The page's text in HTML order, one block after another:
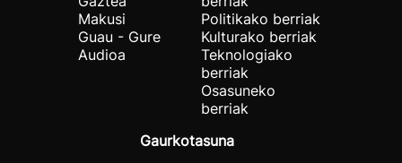
Makusi
Guau - Gure
Audioa
Politikako berriak
Kulturako berriak
Teknologiako
berriak
Osasuneko
berriak
Gaurkotasuna